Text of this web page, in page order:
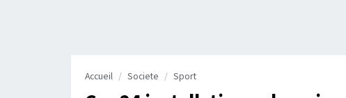
Accueil Societe Sport